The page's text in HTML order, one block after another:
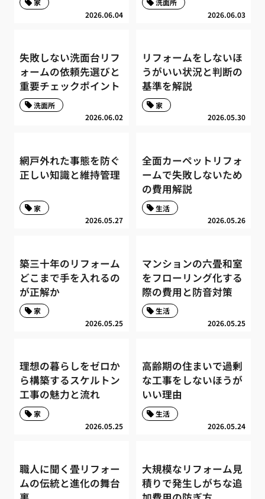
2026.06.04
家
2026.06.03
洗面所
失敗しない洗面台リフ
ォームの依頼先選びと
重要チェックポイント
2026.06.02
洗面所
リフォームをしないほ
うがいい状況と判断の
基準を解説
2026.05.30
家
網戸外れた事態を防ぐ
正しい知識と維持管理
2026.05.27
家
全面カーペットリフォ
ームで失敗しないため
の費用解説
2026.05.26
生活
築三十年のリフォーム
どこまで手を入れるの
が正解か
2026.05.25
家
マンションの六畳和室
をフローリング化する
際の費用と防音対策
2026.05.25
生活
理想の暮らしをゼロか
ら構築するスケルトン
工事の魅力と流れ
2026.05.25
家
高齢期の住まいで過剰
な工事をしないほうが
いい理由
2026.05.24
生活
職人に聞く畳リフォー
ムの伝統と進化の舞台
大規模なリフォーム見
積りで発生しがちな追